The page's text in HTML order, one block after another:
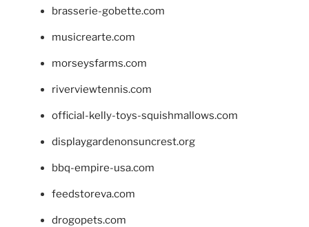
brasserie-gobette.com
musicrearte.com
morseysfarms.com
riverviewtennis.com
official-kelly-toys-squishmallows.com
displaygardenonsuncrest.org
bbq-empire-usa.com
feedstoreva.com
drogopets.com